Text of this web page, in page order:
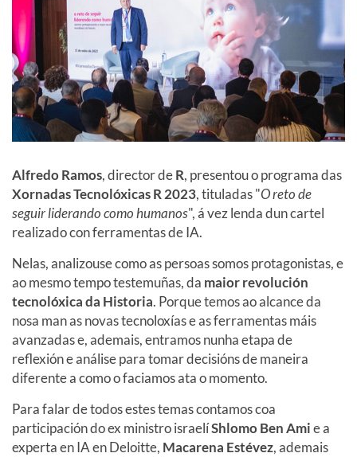
Alfredo Ramos, director deR, presentou o programa das
Xornadas Tecnolóxicas R 2023, tituladas "O reto de
seguir liderando como humanos", á vez lenda dun cartel
realizado con ferramentas de IA.
Nelas, analizouse como as persoas somos protagonistas, e
ao mesmo tempo testemuñas, da maior revolución
tecnolóxica da Historia. Porque temos ao alcance da
nosa man as novas tecnoloxías e as ferramentas máis
avanzadas e, ademais, entramos nunha etapa de
reflexión e análise para tomar decisións de maneira
diferente a como o faciamos ata o momento.
Para falar de todos estes temas contamos coa
participación do ex ministro israelíShlomo Ben Amie a
experta en IA en Deloitte, Macarena Estévez, ademais